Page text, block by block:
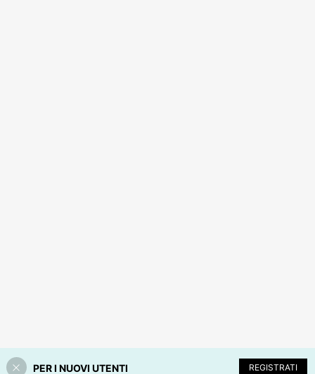
PER I NUOVI UTENTI REGISTRATI